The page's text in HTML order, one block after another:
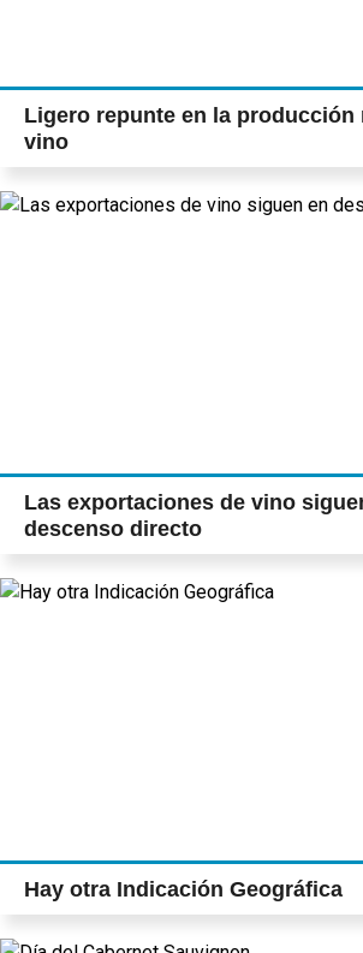
Ligero repunte en la producción
vino
Las exportaciones de vino
descenso directo
Hay otra Indicación Geográfica